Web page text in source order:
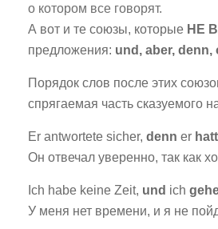
о котором все говорят.
А вот и те союзы, которые НЕ
предложения: und, aber, denn,
Порядок слов после этих
спрягаемая часть сказуемого
Er antwortete sicher, denn er
Он отвечал уверенно, так как
Ich habe keine Zeit, und ich
У меня нет времени, и я не